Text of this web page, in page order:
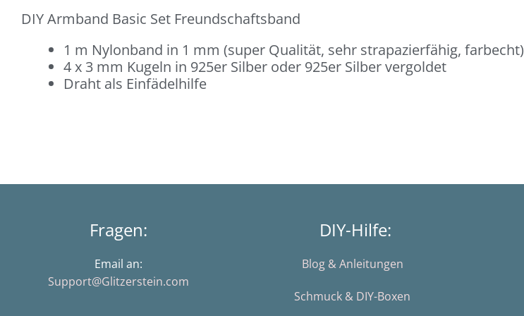
DIY Armband Basic Set Freundschaftsband
1 m Nylonband in 1 mm (super Qualität, sehr strapazierfähig, farbecht)
4 x 3 mm Kugeln in 925er Silber oder 925er Silber vergoldet
Draht als Einfädelhilfe
Fragen:
Email an:
Support@Glitzerstein.com
DIY-Hilfe:
Blog & Anleitungen
Schmuck & DIY-Boxen